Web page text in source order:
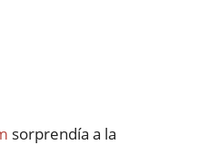
sorprendía a la